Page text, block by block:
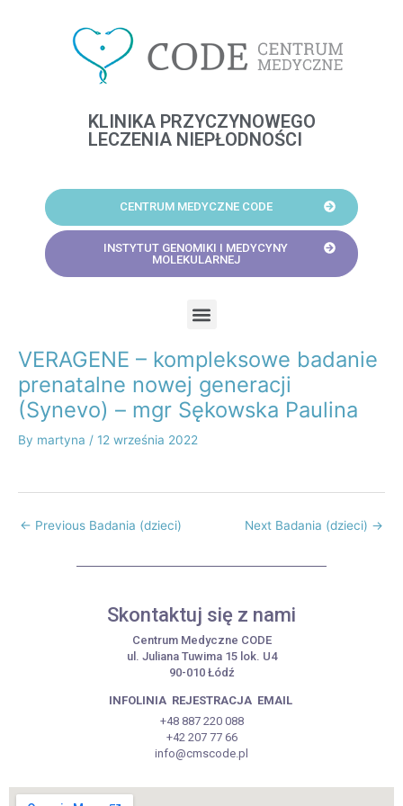
KLINIKA PRZYCZYNOWEGO
LECZENIA NIEPŁODNOŚCI
CENTRUM MEDYCZNE CODE
INSTYTUT GENOMIKI I MEDYCYNY
MOLEKULARNEJ
VERAGENE – kompleksowe badanie
prenatalne nowej generacji
(Synevo) – mgr Sękowska Paulina
By martyna / 12 września 2022
Post
← Previous Badania (dzieci) Next Badania (dzieci) →
Skontaktuj się z nami
Centrum Medyczne CODE
ul. Juliana Tuwima 15 lok. U4
90-010 Łódź
INFOLINIA REJESTRACJA EMAIL
+48 887 220 088
+42 207 77 66
info@cmscode.pl